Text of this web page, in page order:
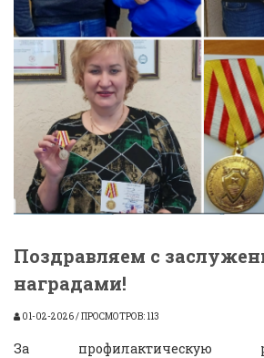
Поздравляем с
наградами!
01-02-2026 / ПРОСМОТРОВ: 113
За профилактическую